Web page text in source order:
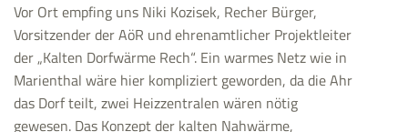
Vor Ort empfing uns Niki Kozisek, Recher Bürger,
Vorsitzender der AöR und ehrenamtlicher Projektleiter
der „Kalten Dorfwärme Rech“. Ein warmes Netz wie in
Marienthal wäre hier kompliziert geworden, da die Ahr
das Dorf teilt, zwei Heizzentralen wären nötig
gewesen. Das Konzept der kalten Nahwärme,